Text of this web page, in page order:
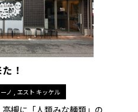
！
ノ エスト キッケル